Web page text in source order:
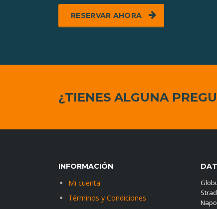
RESERVAR AHORA
¿TIENES ALGUNA
INFORMACIÓN
Mi cuenta
Términos y Condiciones